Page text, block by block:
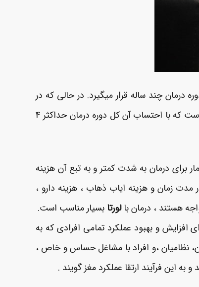
چند ساله قرار میگیرد. در حالی که در
درمان لورتا دوره چند ساله درمان به حدود 30 جلسه تقلیل می یابد . کند ترین روش درمان با لورتا بصورت دو جلسه در هفته است که با احتساب آن کل دوره درمان حداکثر 4
برای درمان به شدت کمتر و به تبع آن هزینه
مدت زمان و هزینه ایاب ذهاب ، هزینه دارو ،
هستند ، درمان بالورتا بسیار مناسب است.
افزایش و بهبود عملکرد تمامی افرادی که به
نظامیان ،و افراد با مشاغل حساس و خاص ،
این فرآیند ارتقا عملکرد مغز گویند .